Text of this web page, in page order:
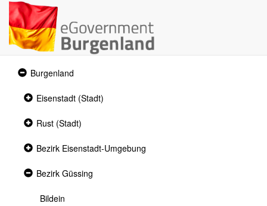
Expanded
section
Burgenland
Collapsed
Eisenstadt (Stadt)
Collapsed
section
Rust (Stadt)
Collapsed
Bezirk Eisenstadt-Umgebung
Expanded
Bezirk Güssing
Bildein